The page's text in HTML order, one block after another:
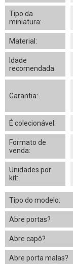
Tipo da
miniatura:
Material:
Idade
recomendada:
Garantia:
É colecionável:
Formato de
venda:
Unidades por
kit:
Tipo do modelo:
Abre portas?
Abre capô?
Abre porta malas?